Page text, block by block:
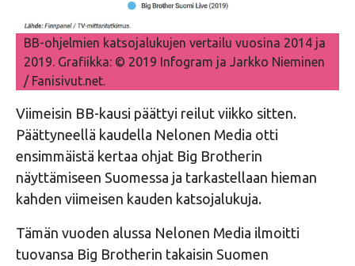
BB-ohjelmien katsojalukujen vertailu vuosina 2014 ja
2019. Grafiikka: © 2019 Infogram ja Jarkko Nieminen
/ Fanisivut.net.
Viimeisin BB-kausi päättyi reilut viikko sitten.
Päättyneellä kaudella Nelonen Media otti
ensimmäistä kertaa ohjat Big Brotherin
näyttämiseen Suomessa ja tarkastellaan hieman
kahden viimeisen kauden katsojalukuja.
Tämän vuoden alussa Nelonen Media ilmoitti
tuovansa Big Brotherin takaisin Suomen